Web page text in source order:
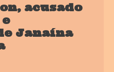
acusado
Janaína